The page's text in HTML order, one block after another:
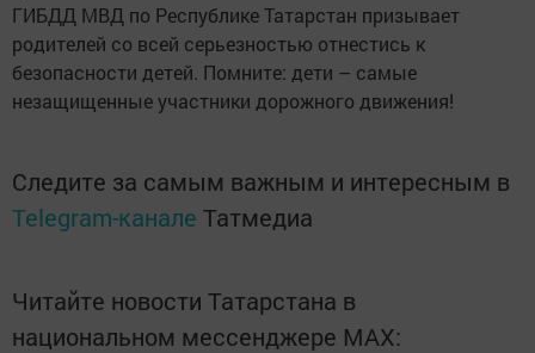
ГИБДД МВД по Республике Татарстан призывает
родителей со всей серьезностью отнестись к
безопасности детей. Помните: дети – самые
незащищенные участники дорожного движения!
Следите за самым важным и интересным в
Telegram-канале Татмедиа
Читайте новости Татарстана в
национальном мессенджере MАХ: